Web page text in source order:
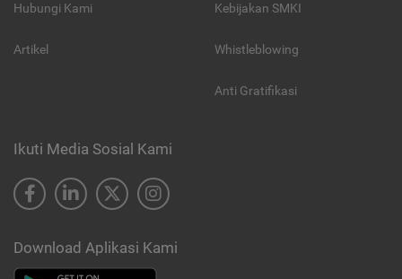
Hubungi Kami
Artikel
Kebijakan SMKI
Whistleblowing
Anti Gratifikasi
Ikuti Media Sosial Kami
Download Aplikasi Kami